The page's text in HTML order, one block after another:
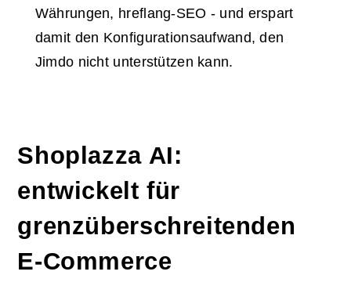
Währungen, hreflang-SEO - und erspart
damit den Konfigurationsaufwand, den
Jimdo nicht unterstützen kann.
Shoplazza AI:
entwickelt für
grenzüberschreitenden
E-Commerce